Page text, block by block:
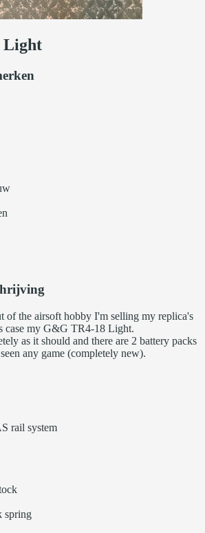
Light
of the airsoft hobby I'm selling my replica's
case my G&G TR4-18 Light.
as it should and there are 2 battery packs
any game (completely new).
rail system
spring